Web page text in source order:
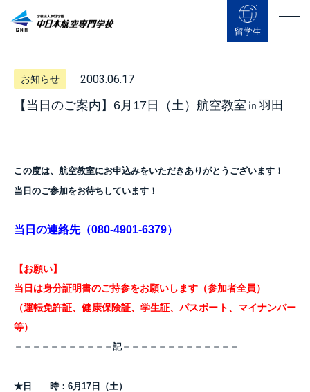
留学生
お知らせ 2003.06.17
【当日のご案内】6月17日（土）航空教室㏌羽田
この度は、航空教室にお申込みをいただきありがとうございます！
当日のご参加をお待ちしています！
当日の連絡先（080-4901-6379）
【お願い】
当日は身分証明書のご持参をお願いします（参加者全員）
（運転免許証、健康保険証、学生証、パスポート、マイナンバー
等）
＝＝＝＝＝＝＝＝＝＝＝記＝＝＝＝＝＝＝＝＝＝＝＝＝
★日 時：6月17日（土）